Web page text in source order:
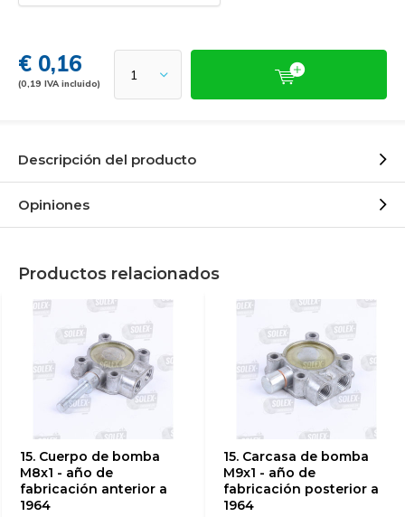
€ 0,16
(0,19 IVA incluido)
Descripción del producto
Opiniones
Productos relacionados
15. Cuerpo de bomba
M8x1 - año de
fabricación anterior a
1964
15. Carcasa de bomba
M9x1 - año de
fabricación posterior a
1964